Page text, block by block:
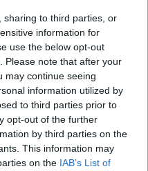
sharing to third parties, or
information for
use the below opt-out
Please note that after your
may continue seeing
information utilized by
to third parties prior to
opt-out of the further
by third parties on the
This information may
on the IAB’s List of